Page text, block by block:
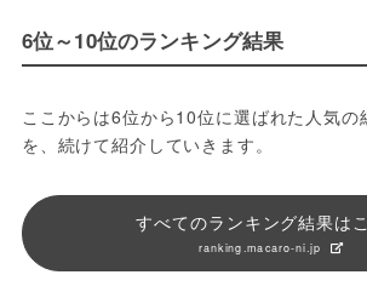
6位～10位のランキング結果
ここからは6位から10位に選ばれた人気の
を、続けて紹介していきます。
すべてのランキング結果は
ranking.macaro-ni.jp